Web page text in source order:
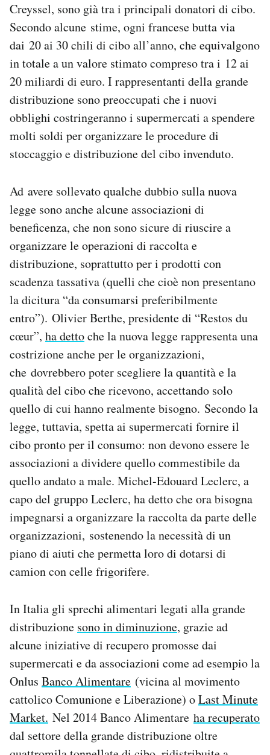
Creyssel, sono già tra i principali donatori di cibo.
Secondo alcune stime, ogni francese butta via
dai 20 ai 30 chili di cibo all’anno, che equivalgono
in totale a un valore stimato compreso tra i 12 ai
20 miliardi di euro. I rappresentanti della grande
distribuzione sono preoccupati che i nuovi
obblighi costringeranno i supermercati a spendere
molti soldi per organizzare le procedure di
stoccaggio e distribuzione del cibo invenduto.
Ad avere sollevato qualche dubbio sulla nuova
legge sono anche alcune associazioni di
beneficenza, che non sono sicure di riuscire a
organizzare le operazioni di raccolta e
distribuzione, soprattutto per i prodotti con
scadenza tassativa (quelli che cioè non presentano
la dicitura “da consumarsi preferibilmente
entro”). Olivier Berthe, presidente di “Restos du
cœur”, ha dettoche la nuova legge rappresenta una
costrizione anche per le organizzazioni,
che dovrebbero poter scegliere la quantità e la
qualità del cibo che ricevono, accettando solo
quello di cui hanno realmente bisogno. Secondo la
legge, tuttavia, spetta ai supermercati fornire il
cibo pronto per il consumo: non devono essere le
associazioni a dividere quello commestibile da
quello andato a male. Michel-Edouard Leclerc, a
capo del gruppo Leclerc, ha detto che ora bisogna
impegnarsi a organizzare la raccolta da parte delle
organizzazioni, sostenendo la necessità di un
piano di aiuti che permetta loro di dotarsi di
camion con celle frigorifere.
In Italia gli sprechi alimentari legati alla grande
distribuzione sono in diminuzione, grazie ad
alcune iniziative di recupero promosse dai
supermercati e da associazioni come ad esempio la
Onlus Banco Alimentare (vicina al movimento
cattolico Comunione e Liberazione) oLast Minute
Market. Nel 2014 Banco Alimentare ha recuperato
dal settore della grande distribuzione oltre